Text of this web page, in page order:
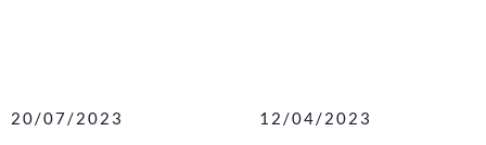
20/07/2023 12/04/2023